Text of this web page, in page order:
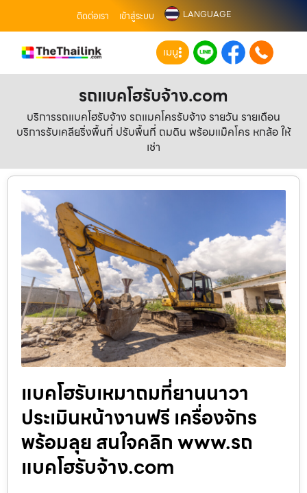
ติดต่อเรา เข้าสู่ระบบ LANGUAGE
เมนู
รถแบคโฮรับจ้าง.com
บริการรถแบคโฮรับจ้าง รถแมคโครรับจ้าง รายวัน รายเดือน
บริการรับเคลียริ่งพื้นที่ ปรับพื้นที่ ถมดิน พร้อมแม็คโคร หกล้อ ให้
เช่า
แบคโฮรับเหมาถมที่ยานนาวา
ประเมินหน้างานฟรี เครื่องจักร
พร้อมลุย สนใจคลิก www.รถ
แบคโฮรับจ้าง.com